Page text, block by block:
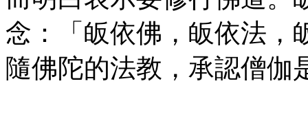
念：「皈依佛，皈依法，
隨佛陀的法教，承認僧伽